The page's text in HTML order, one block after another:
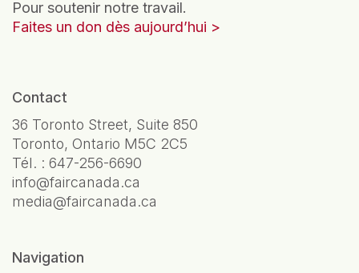
Pour soutenir notre travail.
Faites un don dès aujourd’hui
Contact
36 Toronto Street, Suite 850
Toronto, Ontario M5C 2C5
Tél. : 647-256-6690
info@faircanada.ca
media@faircanada.ca
Navigation